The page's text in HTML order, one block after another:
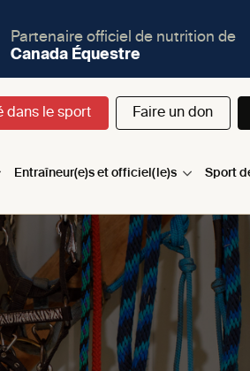
Partenaire officiel de nutrition de
Canada Équestre
dans le sport Faire un don
Entraîneur(e)s et officiel(le)s Sport